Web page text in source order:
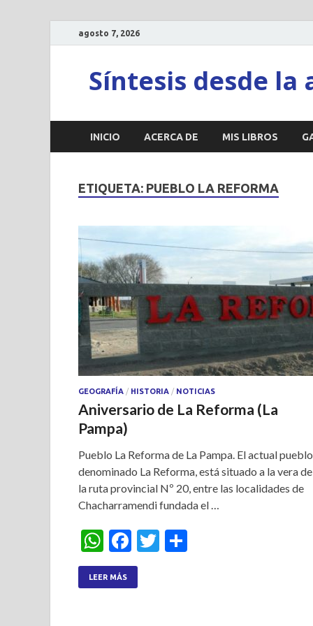
agosto 7, 2026
Síntesis desde la
INICIO ACERCA DE MIS LIBROS
ETIQUETA: PUEBLO LA REFORMA
GEOGRAFÍA / HISTORIA / NOTICIAS
Aniversario de La Reforma (La
Pampa)
Pueblo La Reforma de La Pampa. El actual pueblo
denominado La Reforma, está situado a la vera de
la ruta provincial Nº 20, entre las localidades de
Chacharramendi fundada el …
W
h
at
F
ac
e
T
LEER MÁS